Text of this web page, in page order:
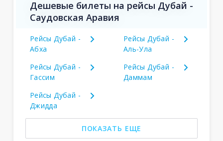
Дешевые билеты на рейсы Дубай -
Саудовская Аравия
Рейсы Дубай -
Абха
Рейсы Дубай -
Аль-Ула
Рейсы Дубай -
Гассим
Рейсы Дубай -
Даммам
Рейсы Дубай -
Джидда
ПОКАЗАТЬ ЕЩЕ